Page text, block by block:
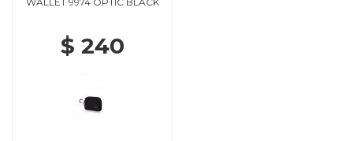
$ 240